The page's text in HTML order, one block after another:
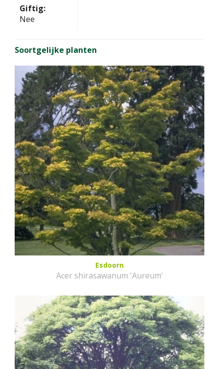
Giftig:
Nee
Soortgelijke planten
Esdoorn
Acer shirasawanum 'Aureum'